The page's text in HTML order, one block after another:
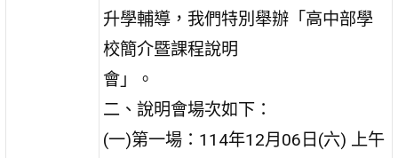
升學輔導，我們特別舉辦「高中部學
校簡介暨課程說明
會」。
二、說明會場次如下：
(一)第一場：114年12月06日(六) 上午